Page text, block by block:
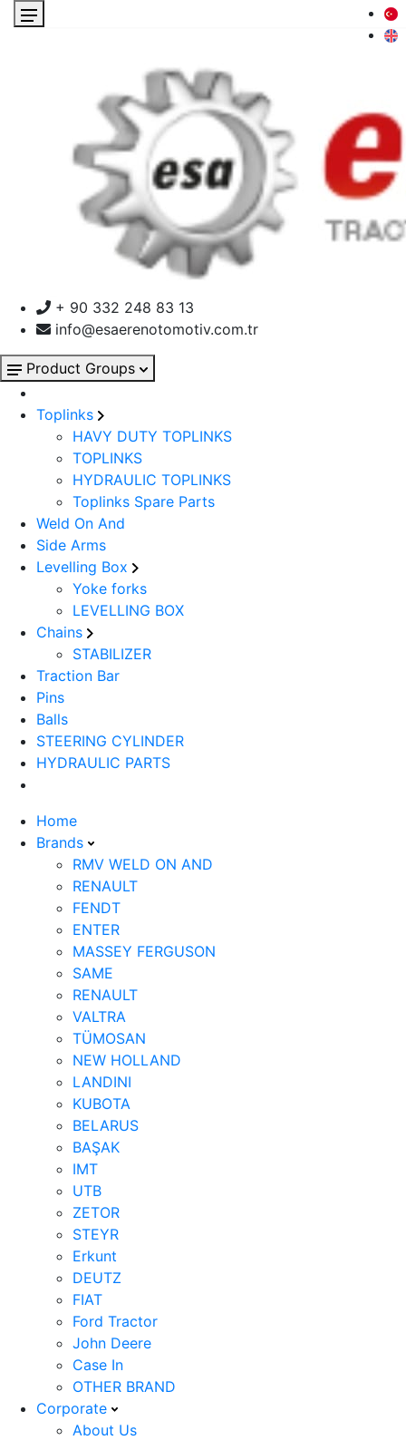
+ 90 332 248 83 13
info@esaerenotomotiv.com.tr
Product Groups
Toplinks
HAVY DUTY TOPLINKS
TOPLINKS
HYDRAULIC TOPLINKS
Toplinks Spare Parts
Weld On And
Side Arms
Levelling Box
Yoke forks
LEVELLING BOX
Chains
STABILIZER
Traction Bar
Pins
Balls
STEERING CYLINDER
HYDRAULIC PARTS
Home
Brands
RMV WELD ON AND
RENAULT
FENDT
ENTER
MASSEY FERGUSON
SAME
RENAULT
VALTRA
TÜMOSAN
NEW HOLLAND
LANDINI
KUBOTA
BELARUS
BAŞAK
IMT
UTB
ZETOR
STEYR
Erkunt
DEUTZ
FIAT
Ford Tractor
John Deere
Case In
OTHER BRAND
Corporate
About Us